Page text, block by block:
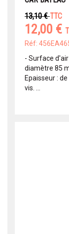
13,10 €TTC
12,00 €
Réf:
- Surface
diamètre 85
Epaisseur :
vis. ...